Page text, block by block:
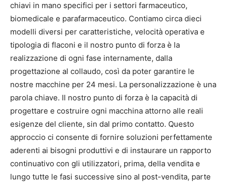
chiavi in mano specifici per i settori farmaceutico,
biomedicale e parafarmaceutico. Contiamo circa dieci
modelli diversi per caratteristiche, velocità operativa e
tipologia di flaconi e il nostro punto di forza è la
realizzazione di ogni fase internamente, dalla
progettazione al collaudo, così da poter garantire le
nostre macchine per 24 mesi. La personalizzazione è una
parola chiave. Il nostro punto di forza è la capacità di
progettare e costruire ogni macchina attorno alle reali
esigenze del cliente, sin dal primo contatto. Questo
approccio ci consente di fornire soluzioni perfettamente
aderenti ai bisogni produttivi e di instaurare un rapporto
continuativo con gli utilizzatori, prima, della vendita e
lungo tutte le fasi successive sino al post-vendita, parte